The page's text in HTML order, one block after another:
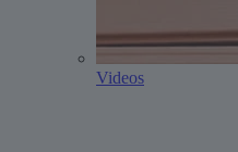
Videos